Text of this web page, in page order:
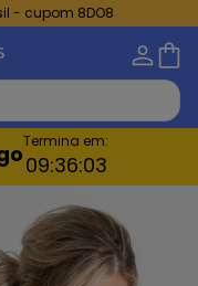
- cupom 8DO8
Termina em:
09:36:0